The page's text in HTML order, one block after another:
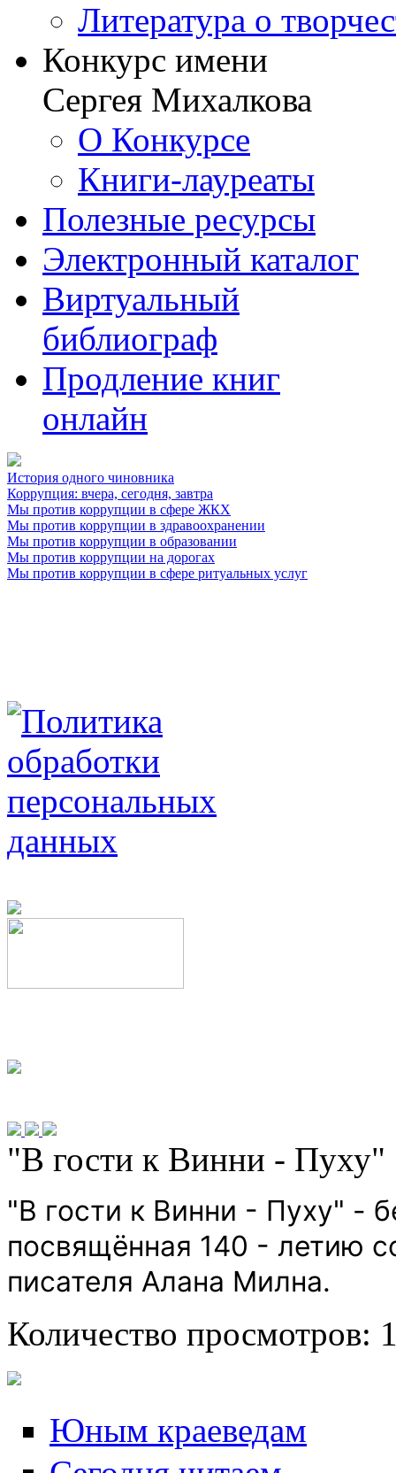
Литература о
Конкурс имени
Сергея Михалкова
О Конкурсе
Книги-лауреаты
Полезные ресурсы
Электронный каталог
Виртуальный
библиограф
Продление книг
онлайн
История одного чиновника
Коррупция: вчера, сегодня, завтра
Мы против коррупции в сфере ЖКХ
Мы против коррупции в здравоохранении
Мы против коррупции в образовании
Мы против коррупции на дорогах
Мы против коррупции в сфере ритуальных услуг
"В гости к Винни - Пуху"
"В гости к Винни - Пуху" -
посвящённая 140 - летию
писателя Алана Милна.
Количество просмотров:
Юным краеведам